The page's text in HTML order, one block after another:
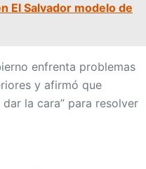
El Salvador modelo de
enfrenta problemas
y afirmó que
la cara” para resolver